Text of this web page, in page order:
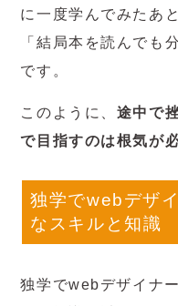
に一度学んでみたあ
「結局本を読んでも
です。
このように、 途中で
で目指すのは根気が
独学でwebデザ
なスキルと知識
独学でwebデザイナ